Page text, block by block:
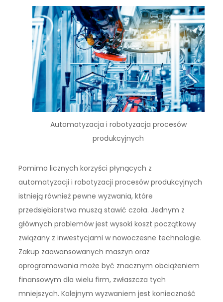
Automatyzacja i robotyzacja procesów
produkcyjnych
Pomimo licznych korzyści płynących z
automatyzacji i robotyzacji procesów produkcyjnych
istnieją również pewne wyzwania, które
przedsiębiorstwa muszą stawić czoła. Jednym z
głównych problemów jest wysoki koszt początkowy
związany z inwestycjami w nowoczesne technologie.
Zakup zaawansowanych maszyn oraz
oprogramowania może być znacznym obciążeniem
finansowym dla wielu firm, zwłaszcza tych
mniejszych. Kolejnym wyzwaniem jest konieczność